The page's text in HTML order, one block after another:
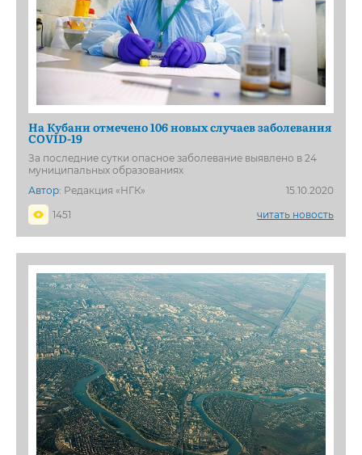
На Кубани отмечено 106 новых случаев заболевания
COVID-19
За последние сутки опасное заболевание выявлено в 24
муниципальных образованиях
Автор: Редакция «НГК»
15.10.2020
1451
читать новость